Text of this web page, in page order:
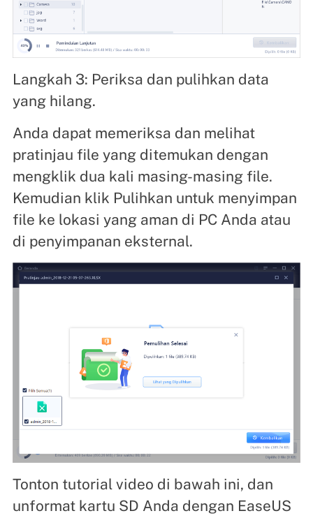
Langkah 3: Periksa dan pulihkan data
yang hilang.
Anda dapat memeriksa dan melihat
pratinjau file yang ditemukan dengan
mengklik dua kali masing-masing file.
Kemudian klik Pulihkan untuk menyimpan
file ke lokasi yang aman di PC Anda atau
di penyimpanan eksternal.
Tonton tutorial video di bawah ini, dan
unformat kartu SD Anda dengan EaseUS